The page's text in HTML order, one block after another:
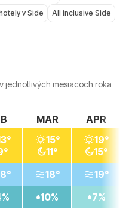
v Side
All inclusive Side
jednotlivých mesiacoch roka
MAR
15°
11°
18°
10%
APR
19°
15°
19°
7%